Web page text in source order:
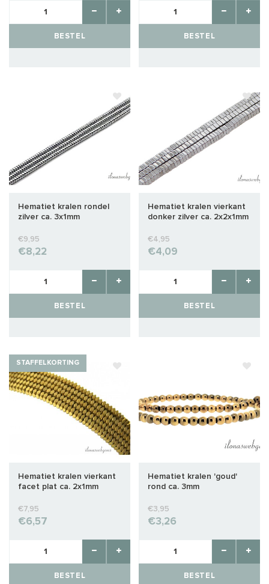
BESTEL BESTEL
Hematiet kralen rondel
zilver ca. 3x1mm
€9,95
€8,22
BESTEL
Hematiet kralen vierkant
donker zilver ca. 2x2x1mm
€4,95
€4,09
BESTEL
STAFFELKORTING
Hematiet kralen vierkant
facet plat ca. 2x1mm
€7,95
€6,57
BESTEL
Hematiet kralen 'goud'
rond ca. 3mm
€3,95
€3,26
BESTEL